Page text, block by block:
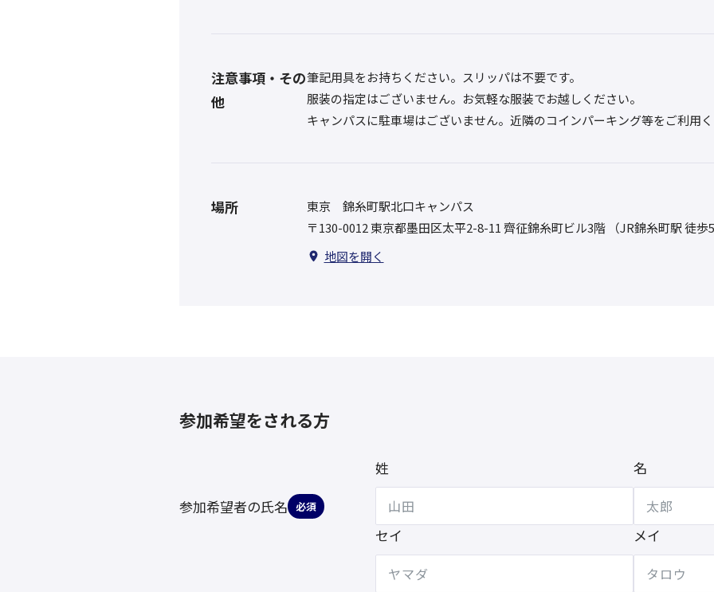
注意事項・その
他
筆記用具をお持ちください。スリッパは不要です。
服装の指定はございません。お気軽な服装でお越しください。
キャンパスに駐車場はございません。近隣のコインパーキング等をご利用
場所
東京 錦糸町駅北口キャンパス
〒130-0012 東京都墨田区太平2-8-11 齊征錦糸町ビル3階 （JR錦糸町駅 徒歩
地図を開く
参加希望をされる方
参加希望者の氏名 必須
姓 名
セイ メイ